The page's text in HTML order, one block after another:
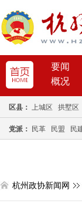
要闻
概况
区县： 上城区 拱墅区
党派： 民革 民盟 民
杭州政协新闻网